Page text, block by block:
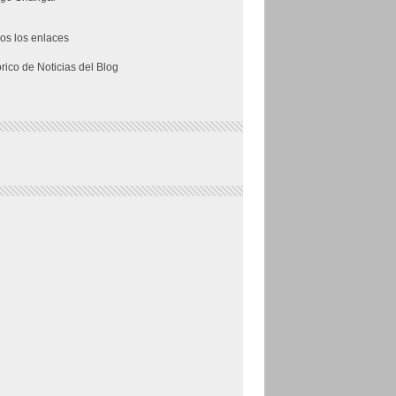
los enlaces
de Noticias del Blog